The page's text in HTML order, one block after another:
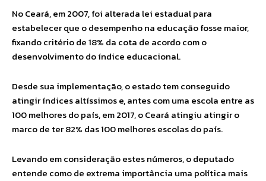
No Ceará, em 2007, foi alterada lei estadual para
estabelecer que o desempenho na educação fosse maior,
fixando critério de 18% da cota de acordo com o
desenvolvimento do índice educacional.
Desde sua implementação, o estado tem conseguido
atingir índices altíssimos e, antes com uma escola entre as
100 melhores do país, em 2017, o Ceará atingiu atingir o
marco de ter 82% das 100 melhores escolas do país.
Levando em consideração estes números, o deputado
entende como de extrema importância uma política mais